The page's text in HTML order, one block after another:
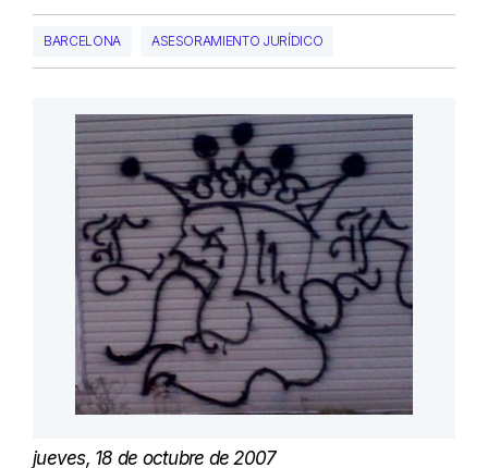
BARCELONA ASESORAMIENTO JURÍDICO
jueves, 18 de octubre de 2007